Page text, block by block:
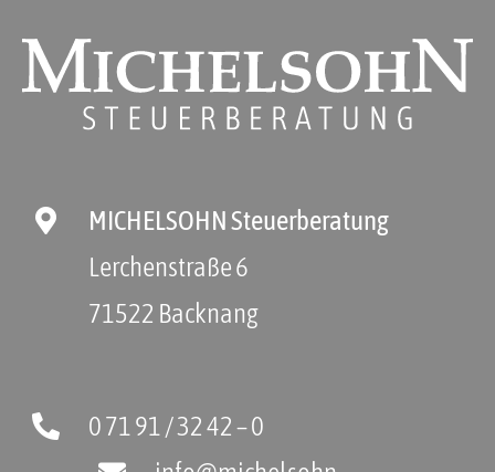
MICHELSOHN Steuerberatung
Lerchenstraße 6
71522 Backnang
0 71 91 / 32 42 – 0